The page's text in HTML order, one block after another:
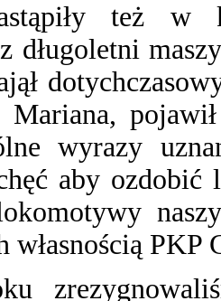
też w
długoletni
Mariana,
wyrazy
aby ozdobić
własnością PKP